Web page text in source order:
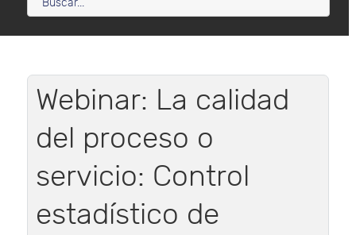
Webinar: La calidad
del proceso o
servicio: Control
estadístico de